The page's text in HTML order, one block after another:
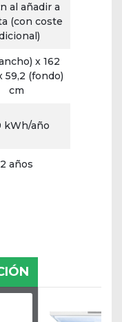
al añadir a
(con coste
x 162
59,2 (fondo)
cm
kWh/año
2 años